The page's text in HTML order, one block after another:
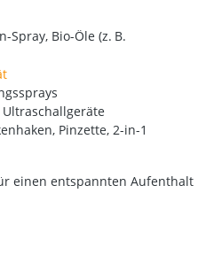
Spray, Bio-Öle (z. B.
Pinzette, 2-in-1
einen entspannten Aufenthalt